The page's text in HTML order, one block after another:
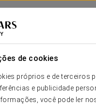
de cookies
próprios e de terceiros
e publicidade
você pode ler